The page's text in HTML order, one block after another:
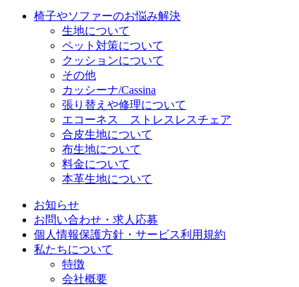
椅子やソファーのお悩み解決
生地について
ペット対策について
クッションについて
その他
カッシーナ/Cassina
張り替えや修理について
エコーネス ストレスレスチェア
合皮生地について
布生地について
料金について
本革生地について
お知らせ
お問い合わせ・求人応募
個人情報保護方針・サービス利用規約
私たちについて
特徴
会社概要